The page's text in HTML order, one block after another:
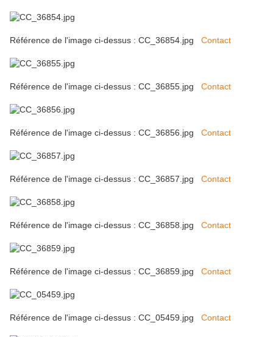
Référence de l'image ci-dessus : CC_36854.jpg Contact
Référence de l'image ci-dessus : CC_36855.jpg Contact
Référence de l'image ci-dessus : CC_36856.jpg Contact
Référence de l'image ci-dessus : CC_36857.jpg Contact
Référence de l'image ci-dessus : CC_36858.jpg Contact
Référence de l'image ci-dessus : CC_36859.jpg Contact
Référence de l'image ci-dessus : CC_05459.jpg Contact